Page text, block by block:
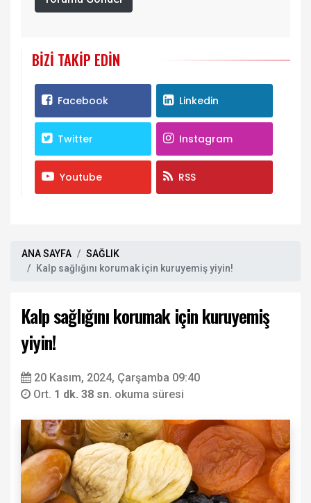
BIZI TAKIP EDIN
Facebook Linkedin
Twitter Instagram
Youtube RSS
ANA SAYFA
SAĞLIK
Kalp sağlığını korumak için kuruyemiş yiyin!
Kalp sağlığını korumak için kuruyemiş
yiyin!
20 Kasım, 2024, Çarşamba 09:40
Ort. 1 dk. 38 sn. okuma süresi